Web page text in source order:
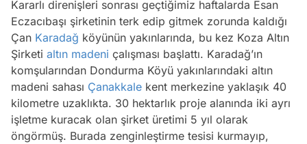
Kararlı direnişleri sonrası geçtiğimiz haftalarda Esan
Eczacıbaşı şirketinin terk edip gitmek zorunda kaldığı
Çan Karadağ köyünün yakınlarında, bu kez Koza Altın
Şirketi altın madeni çalışması başlattı. Karadağ’ın
komşularından Dondurma Köyü yakınlarındaki altın
madeni sahası Çanakkale kent merkezine yaklaşık 40
kilometre uzaklıkta. 30 hektarlık proje alanında iki ayrı
işletme kuracak olan şirket üretimi 5 yıl olarak
öngörmüş. Burada zenginleştirme tesisi kurmayıp,